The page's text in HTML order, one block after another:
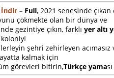
İndir – Full, 2021 senesinde
çökmekte olan bir dünya ve
gezintiye çıkın, farklı yer altı
şehri zehirleyen
kalmak için
görevleri bitirin,Türkçe yama